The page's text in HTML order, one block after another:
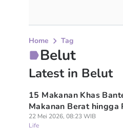
Home Tag
Belut
Latest in Belut
15 Makanan Khas
Makanan Berat hingga
22 Mei 2026, 08:23 WIB
Life